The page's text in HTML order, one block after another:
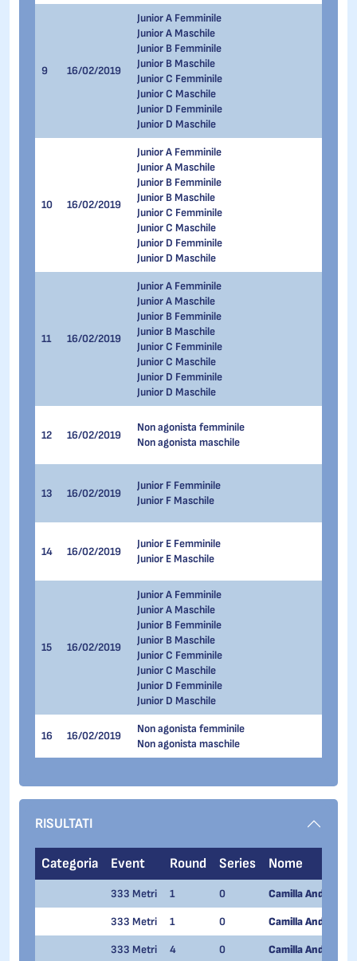
9 16/02/2019
Junior A Femminile
Junior A Maschile
Junior B Femminile
Junior B Maschile
Junior C Femminile
Junior C Maschile
Junior D Femminile
Junior D Maschile
10 16/02/2019
Junior A Femminile
Junior A Maschile
Junior B Femminile
Junior B Maschile
Junior C Femminile
Junior C Maschile
Junior D Femminile
Junior D Maschile
11 16/02/2019
Junior A Femminile
Junior A Maschile
Junior B Femminile
Junior B Maschile
Junior C Femminile
Junior C Maschile
Junior D Femminile
Junior D Maschile
12 16/02/2019
Non agonista femminile
Non agonista maschile
13 16/02/2019
Junior F Femminile
Junior F Maschile
14 16/02/2019
Junior E Femminile
Junior E Maschile
15 16/02/2019
Junior A Femminile
Junior A Maschile
Junior B Femminile
Junior B Maschile
Junior C Femminile
Junior C Maschile
Junior D Femminile
Junior D Maschile
16 16/02/2019
Non agonista femminile
Non agonista maschile
RISULTATI
Categoria Event Round Series Nome
333 Metri 1 0 Camilla Andreola
333 Metri 1 0 Camilla Andreola
333 Metri 4 0 Camilla Andreola